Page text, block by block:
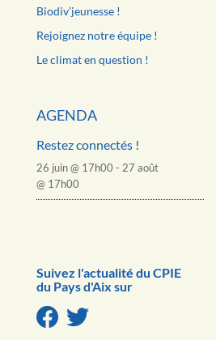
Biodiv’jeunesse !
Rejoignez notre équipe !
Le climat en question !
AGENDA
Restez connectés !
26 juin @ 17h00 - 27 août
@ 17h00
Suivez l'actualité du CPIE
du Pays d'Aix sur